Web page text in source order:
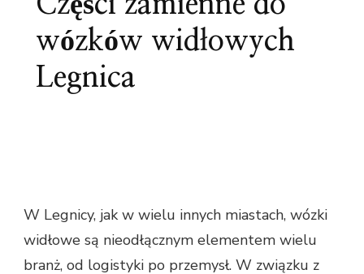
wózków widłowych
Legnica
W Legnicy, jak w wielu innych miastach, wózki
widłowe są nieodłącznym elementem wielu
branż, od logistyki po przemysł. W związku z